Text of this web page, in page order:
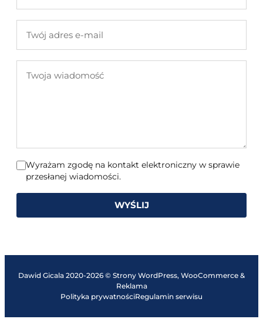
adres
mail
wiadomość
Wyrażam zgodę na kontakt elektroniczny w sprawie
przesłanej wiadomości.
WYŚLIJ
Dawid Gicala 2020-2026 © Strony WordPress, WooCommerce &
Reklama
Polityka prywatnościRegulamin serwisu